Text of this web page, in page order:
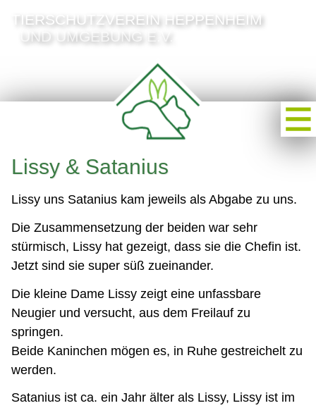
TIERSCHUTZVEREIN HEPPENHEIM
UND UMGEBUNG E.V.
Lissy & Satanius
Lissy uns Satanius kam jeweils als Abgabe zu uns.
Die Zusammensetzung der beiden war sehr
stürmisch, Lissy hat gezeigt, dass sie die Chefin ist.
Jetzt sind sie super süß zueinander.
Die kleine Dame Lissy zeigt eine unfassbare
Neugier und versucht, aus dem Freilauf zu
springen.
Beide Kaninchen mögen es, in Ruhe gestreichelt zu
werden.
Satanius ist ca. ein Jahr älter als Lissy, Lissy ist im